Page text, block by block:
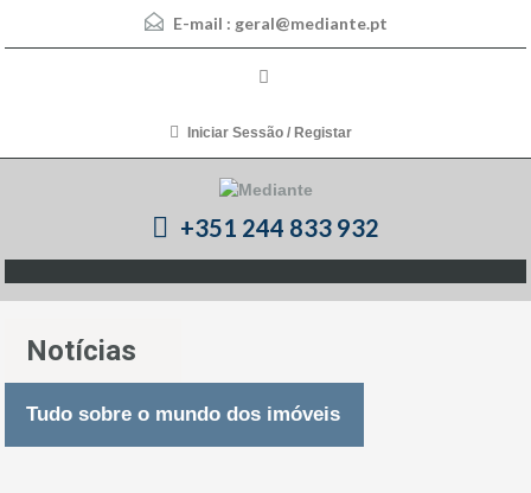
E-mail : geral@mediante.pt
Iniciar Sessão / Registar
+351 244 833 932
Notícias
Tudo sobre o mundo dos imóveis